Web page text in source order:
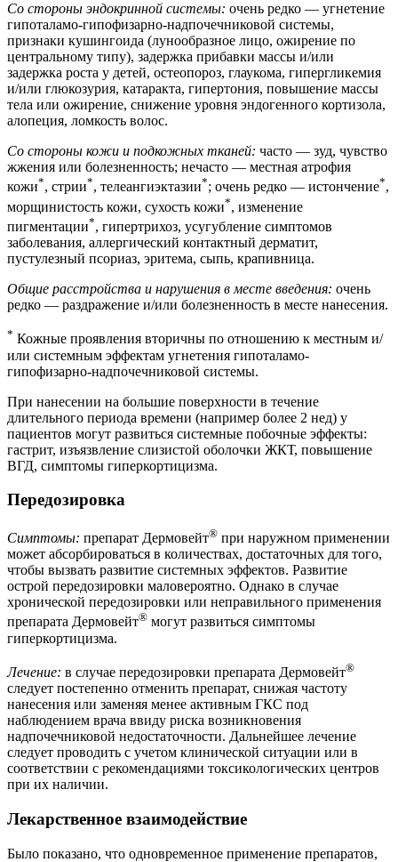
Со стороны эндокринной системы: очень редко — угнетение
гипоталамо-гипофизарно-надпочечниковой системы,
признаки кушингоида (лунообразное лицо, ожирение по
центральному типу), задержка прибавки массы и/или
задержка роста у детей, остеопороз, глаукома, гипергликемия
и/или глюкозурия, катаракта, гипертония, повышение массы
тела или ожирение, снижение уровня эндогенного кортизола,
алопеция, ломкость волос.
Со стороны кожи и подкожных тканей: часто — зуд, чувство
жжения или болезненность; нечасто — местная атрофия
кожи*, стрии*, телеангиэктазии*; очень редко — истончение*,
морщинистость кожи, сухость кожи*, изменение
пигментации*, гипертрихоз, усугубление симптомов
заболевания, аллергический контактный дерматит,
пустулезный псориаз, эритема, сыпь, крапивница.
Общие расстройства и нарушения в месте введения: очень
редко — раздражение и/или болезненность в месте нанесения.
* Кожные проявления вторичны по отношению к местным и/
или системным эффектам угнетения гипоталамо-
гипофизарно-надпочечниковой системы.
При нанесении на большие поверхности в течение
длительного периода времени (например более 2 нед) у
пациентов могут развиться системные побочные эффекты:
гастрит, изъязвление слизистой оболочки ЖКТ, повышение
ВГД, симптомы гиперкортицизма.
Передозировка
Симптомы: препарат Дермовейт® при наружном применении
может абсорбироваться в количествах, достаточных для того,
чтобы вызвать развитие системных эффектов. Развитие
острой передозировки маловероятно. Однако в случае
хронической передозировки или неправильного применения
препарата Дермовейт® могут развиться симптомы
гиперкортицизма.
Лечение: в случае передозировки препарата Дермовейт®
следует постепенно отменить препарат, снижая частоту
нанесения или заменяя менее активным ГКС под
наблюдением врача ввиду риска возникновения
надпочечниковой недостаточности. Дальнейшее лечение
следует проводить с учетом клинической ситуации или в
соответствии с рекомендациями токсикологических центров
при их наличии.
Лекарственное взаимодействие
Было показано, что одновременное применение препаратов,